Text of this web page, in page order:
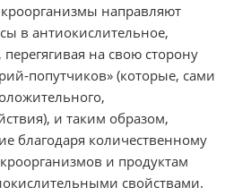
направляют
в антиокислительное,
на свою сторону
попутчиков» (которые, сами
и таким образом,
благодаря количественному
и продуктам
свойствами.